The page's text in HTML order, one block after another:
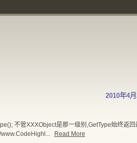
2010年4月
不管XXXObject是那一级别,GetType始终
Read More